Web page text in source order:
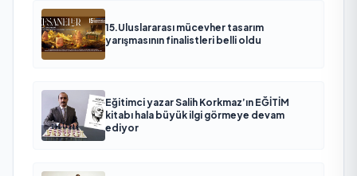
15.Uluslararası mücevher tasarım
yarışmasının finalistleri belli oldu
Eğitimci yazar Salih Korkmaz’ın EĞİTİM
kitabı hala büyük ilgi görmeye devam
ediyor